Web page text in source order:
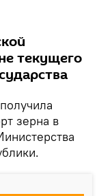
текущего
зерна в